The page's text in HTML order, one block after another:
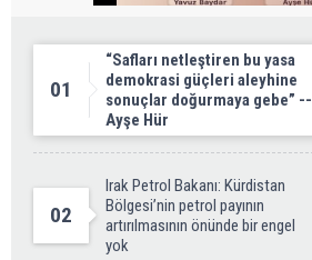
01
“Safları netleştiren bu yasa
demokrasi güçleri aleyhine
sonuçlar doğurmaya gebe” --
Ayşe Hür
02
Irak Petrol Bakanı: Kürdistan
Bölgesi’nin petrol payının
artırılmasının önünde bir engel
yok